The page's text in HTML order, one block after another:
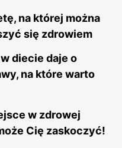
na której można
się zdrowiem
w diecie daje o
na które warto
w zdrowej
Cię zaskoczyć!